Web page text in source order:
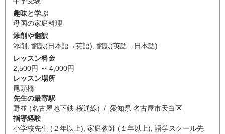
趣味と学ぶ
母国の家庭料理
添削や翻訳
添削 , 翻訳(日本語→英語), 翻訳(英語→日本語)
レッスン料金
2,500円 ～ 4,000円
レッスン場所
尾頭橋
先生の最寄駅
野並 (名古屋地下鉄-桜通線) / 愛知県 名古屋市天白区
指導経験
小学校先生 (２年以上), 家庭教師 (１年以上), 語学スクール先